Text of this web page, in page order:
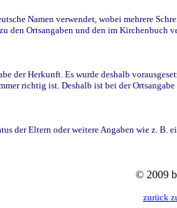
Namen verwendet, wobei mehrere
den Ortsangaben und den im Kirchenbuch
der Herkunft. Es wurde deshalb
richtig ist. Deshalb ist bei der
der Eltern oder weitere Angaben wie z. B.
© 2009
zurück